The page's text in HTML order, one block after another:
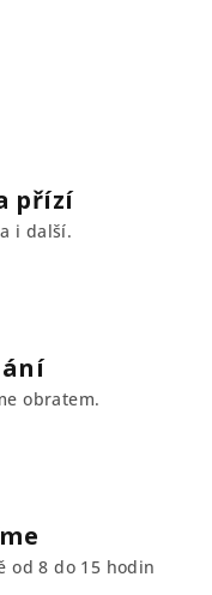
přízí
i další.
obratem.
od 8 do 15 hodin